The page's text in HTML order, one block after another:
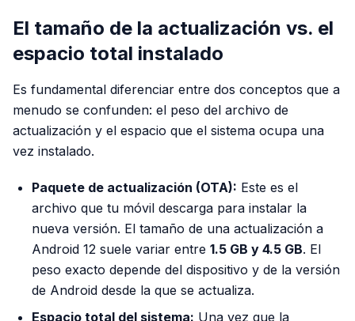
El tamaño de la actualización vs. el
espacio total instalado
Es fundamental diferenciar entre dos conceptos que a
menudo se confunden: el peso del archivo de
actualización y el espacio que el sistema ocupa una
vez instalado.
Paquete de actualización (OTA): Este es el
archivo que tu móvil descarga para instalar la
nueva versión. El tamaño de una actualización a
Android 12 suele variar entre 1.5 GB y 4.5 GB. El
peso exacto depende del dispositivo y de la versión
de Android desde la que se actualiza.
Espacio total del sistema: Una vez que la